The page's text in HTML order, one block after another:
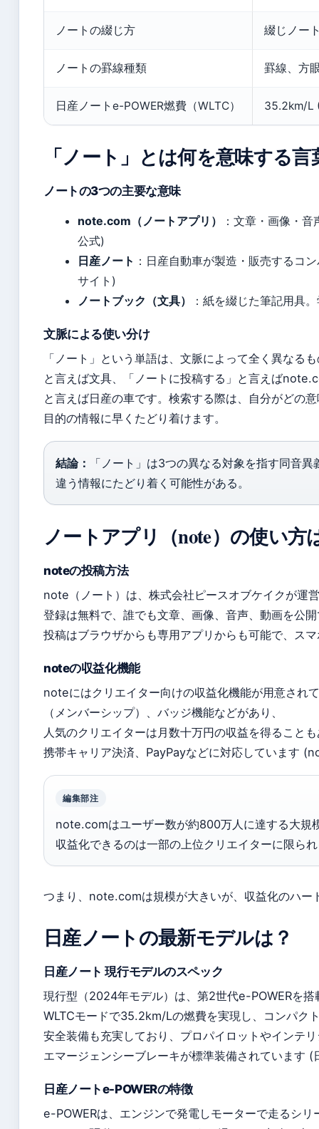
ノートの綴じ方 綴じノー
ノートの罫線種類 罫線、方
日産ノートe-POWER燃費（WLTC） 35.2km/L
「ノート」とは何を意味する
ノートの3つの主要な意味
note.com（ノートアプリ）
：文章・画像・
公式)
日産ノート ：日産自動車が製造・販売するコ
サイト)
ノートブック（文具）
：紙を綴じた筆記用具
文脈による使い分け
「ノート」という単語は、文脈によって全く異なる
と言えば文具、「ノートに投稿する」と言えば
と言えば日産の車です。検索する際は、自分がどの
目的の情報に早くたどり着けます。
結論：
「ノート」は3つの異なる対象を指す同音
違う情報にたどり着く可能性がある。
ノートアプリ（note）の使い方
noteの投稿方法
note（ノート）は、株式会社ピースオブケイクが運
登録は無料で、誰でも文章、画像、音声、動画を公
投稿はブラウザからも専用アプリからも可能で、ス
noteの収益化機能
noteにはクリエイター向けの収益化機能が用意され
（メンバーシップ）、バッジ機能などがあり、
人気のクリエイターは月数十万円の収益を得ること
携帯キャリア決済、PayPayなどに対応しています
編集部注
note.comはユーザー数が約800万人に達する大規
収益化できるのは一部の上位クリエイターに限ら
つまり、note.comは規模が大きいが、収益化のハー
日産ノートの最新モデルは？
日産ノート 現行モデルのスペック
現行型（2024年モデル）は、第2世代e-POWERを搭
WLTCモードで35.2km/Lの燃費を実現し、コンパク
安全装備も充実しており、プロパイロットやインテ
エマージェンシーブレーキが標準装備されています (
日産ノートe-POWERの特徴
e-POWERは、エンジンで発電しモーターで走るシ